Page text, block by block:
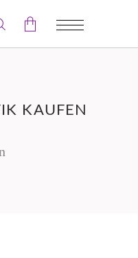
KAUFEN